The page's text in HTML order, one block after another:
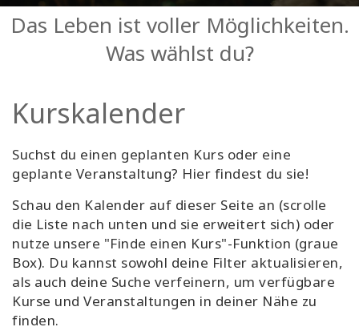
Regionen
More
Neuigkeiten
KONTAKT
Das Leben ist voller Möglichkeiten.
Was wählst du?
Kurskalender
Suchst du einen geplanten Kurs oder eine
geplante Veranstaltung? Hier findest du sie!
Schau den Kalender auf dieser Seite an (scrolle
die Liste nach unten und sie erweitert sich) oder
nutze unsere "Finde einen Kurs"-Funktion (graue
Box). Du kannst sowohl deine Filter aktualisieren,
als auch deine Suche verfeinern, um verfügbare
Kurse und Veranstaltungen in deiner Nähe zu
finden.